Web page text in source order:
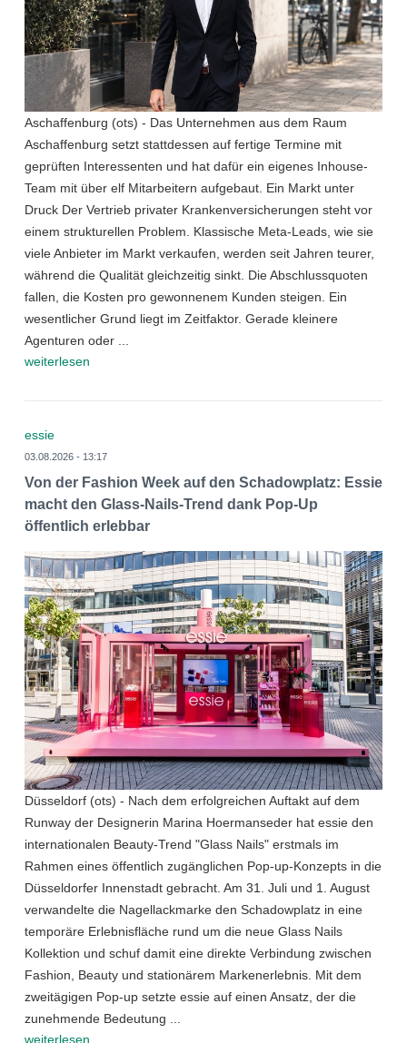
Aschaffenburg (ots) - Das Unternehmen aus dem Raum
Aschaffenburg setzt stattdessen auf fertige Termine mit
geprüften Interessenten und hat dafür ein eigenes Inhouse-
Team mit über elf Mitarbeitern aufgebaut. Ein Markt unter
Druck Der Vertrieb privater Krankenversicherungen steht vor
einem strukturellen Problem. Klassische Meta-Leads, wie sie
viele Anbieter im Markt verkaufen, werden seit Jahren teurer,
während die Qualität gleichzeitig sinkt. Die Abschlussquoten
fallen, die Kosten pro gewonnenem Kunden steigen. Ein
wesentlicher Grund liegt im Zeitfaktor. Gerade kleinere
Agenturen oder ...
weiterlesen
essie
03.08.2026 - 13:17
Von der Fashion Week auf den Schadowplatz: Essie
macht den Glass-Nails-Trend dank Pop-Up
öffentlich erlebbar
Düsseldorf (ots) - Nach dem erfolgreichen Auftakt auf dem
Runway der Designerin Marina Hoermanseder hat essie den
internationalen Beauty-Trend "Glass Nails" erstmals im
Rahmen eines öffentlich zugänglichen Pop-up-Konzepts in die
Düsseldorfer Innenstadt gebracht. Am 31. Juli und 1. August
verwandelte die Nagellackmarke den Schadowplatz in eine
temporäre Erlebnisfläche rund um die neue Glass Nails
Kollektion und schuf damit eine direkte Verbindung zwischen
Fashion, Beauty und stationärem Markenerlebnis. Mit dem
zweitägigen Pop-up setzte essie auf einen Ansatz, der die
zunehmende Bedeutung ...
weiterlesen